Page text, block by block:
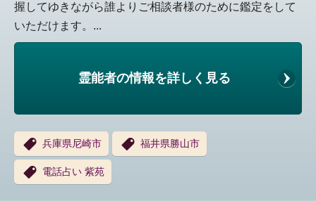
握してゆきながら誰よりご相談者様のために鑑定をして
いただけます。...
霊能者の情報を詳しく見る
兵庫県尼崎市 福井県勝山市
電話占い 紫苑